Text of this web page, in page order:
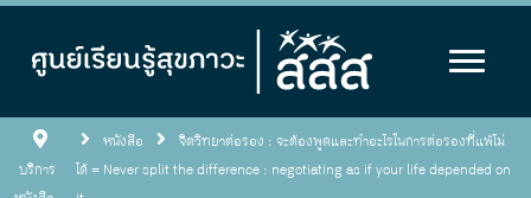
บริการ
หนังสือ
จิตวิทยาต่อรอง : จะต้องพูดและทำอะไรในการต่อรองที่แพ้ไม่
ได้ = Never split the difference : negotiating as if your life depended on